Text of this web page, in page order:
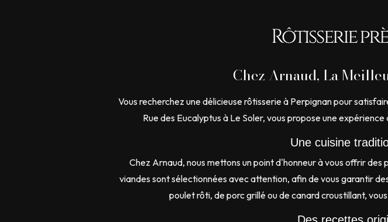
Rôtisserie
Chez Arnaud, La
Vous recherchez une délicieuse rôtisserie à Perpignan pour
Rue des Eucalyptus à Le Soler, vous propose une
Une cuisine
Chez Arnaud, nous mettons un point d'honneur à vous offrir
viandes sont sélectionnées avec attention, afin de vous garantir
poulet rôti, de porc grillé ou de canard croustillant,